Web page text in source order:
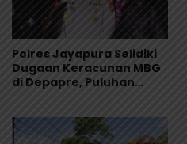
Polres Jayapura Selidiki
Dugaan Keracunan MBG
di Depapre, Puluhan